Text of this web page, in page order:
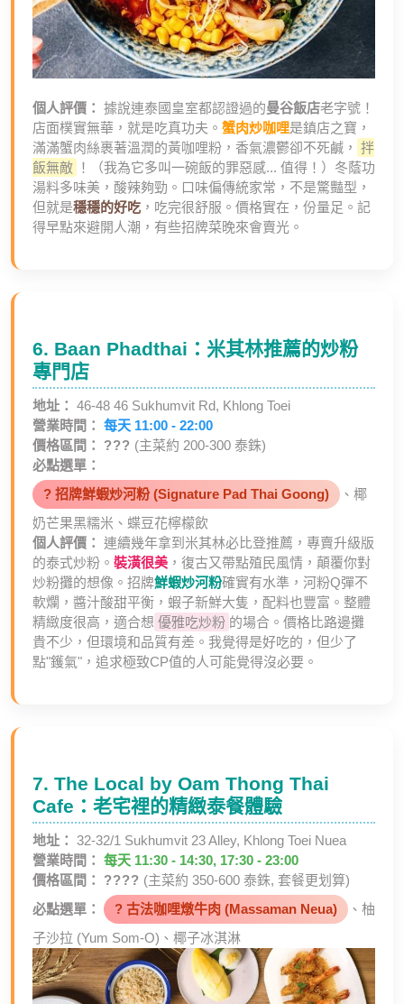
個人評價： 據說連泰國皇室都認證過的曼谷飯店老字號！
店面樸實無華，就是吃真功夫。 蟹肉炒咖哩是鎮店之寶，
滿滿蟹肉絲裹著溫潤的黃咖哩粉，香氣濃鬱卻不死鹹， 拌
飯無敵 ！（我為它多叫一碗飯的罪惡感... 值得！）冬蔭功
湯料多味美，酸辣夠勁。口味偏傳統家常，不是驚豔型，
但就是穩穩的好吃 ，吃完很舒服。價格實在，份量足。記
得早點來避開人潮，有些招牌菜晚來會賣光。
6. Baan Phadthai：米其林推薦的炒粉
專門店
地址： 46-48 46 Sukhumvit Rd, Khlong Toei
營業時間： 每天 11:00 - 22:00
價格區間：
??? (主菜約 200-300 泰銖)
必點選單：
? 招牌鮮蝦炒河粉 (Signature Pad Thai Goong)
、椰
奶芒果黑糯米、蝶豆花檸檬飲
個人評價： 連續幾年拿到米其林必比登推薦，專賣升級版
的泰式炒粉。 裝潢很美 ，復古又帶點殖民風情，顛覆你對
炒粉攤的想像。招牌鮮蝦炒河粉確實有水準，河粉Q彈不
軟爛，醬汁酸甜平衡，蝦子新鮮大隻，配料也豐富。整體
精緻度很高，適合想 優雅吃炒粉 的場合。價格比路邊攤
貴不少，但環境和品質有差。我覺得是好吃的，但少了
點"鑊氣"，追求極致CP值的人可能覺得沒必要。
7. The Local by Oam Thong Thai
Cafe：老宅裡的精緻泰餐體驗
地址： 32-32/1 Sukhumvit 23 Alley, Khlong Toei Nuea
營業時間： 每天 11:30 - 14:30, 17:30 - 23:00
價格區間：
???? (主菜約 350-600 泰銖, 套餐更划算)
必點選單：
? 古法咖哩燉牛肉 (Massaman Neua)
、柚
子沙拉 (Yum Som-O)、椰子冰淇淋